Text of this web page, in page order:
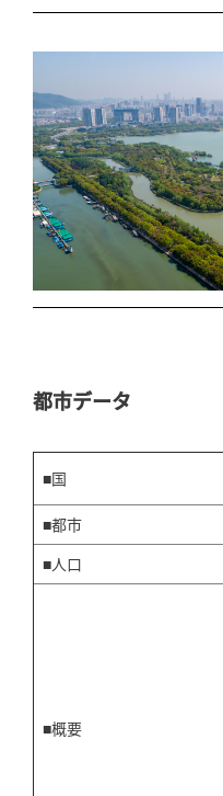
都市データ
■国
■都市
■人口
■概要